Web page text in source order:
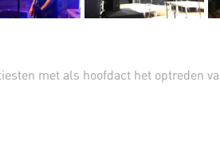
met als hoofdact het optreden